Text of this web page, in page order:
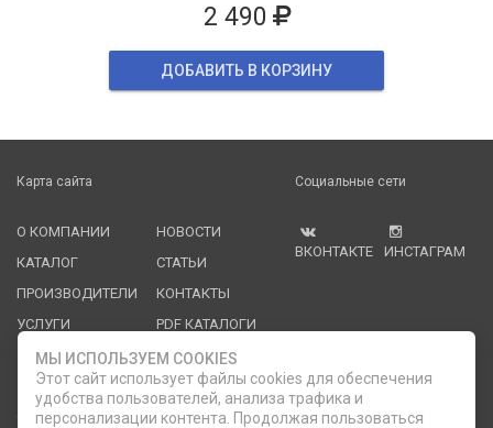
2 490
ДОБАВИТЬ В КОРЗИНУ
Карта сайта
О КОМПАНИИ
КАТАЛОГ
ПРОИЗВОДИТЕЛИ
УСЛУГИ
НОВОСТИ
СТАТЬИ
КОНТАКТЫ
PDF КАТАЛОГИ
ОПЛАТА И
ДОСТАВКА
Социальные сети
ВКОНТАКТЕ ИНСТАГРАМ
Служба клиентской поддержки
МЫ ИСПОЛЬЗУЕМ COOKIES
Этот сайт использует файлы cookies для обеспечения
удобства пользователей, анализа трафика и
персонализации контента. Продолжая пользоваться